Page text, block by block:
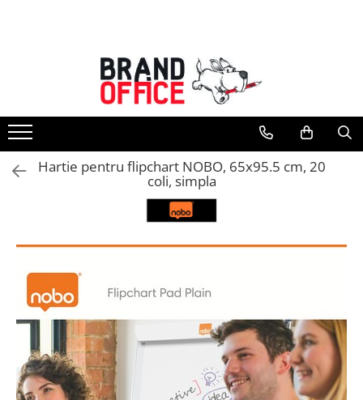
Unitate Protejata - PRODUCTIE
Hartie copiator si produse
tipografice
Produse consumabile din hartie
Detergenti si dezinfectanti
Saci menajeri (Unitate Protejata)
Agende, calendare si organizatoare
Agende personalizabile
Organizatoare business
Birotica si papetarie
Hartie si articole din hartie
Bibliorafturi, caiete mecanice,
separatoare
Hartie pentru flipchart NOBO, 65x95.5 cm, 20
coli, simpla